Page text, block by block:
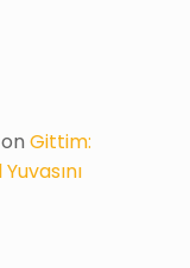
Gittim: